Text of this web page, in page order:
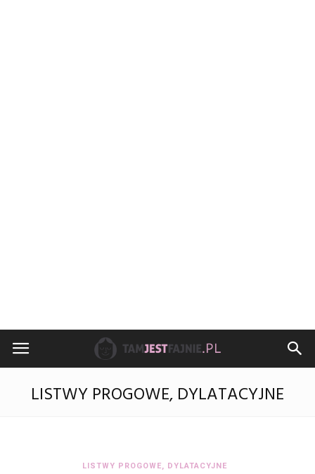
TamJestFajnie.pl
LISTWY PROGOWE, DYLATACYJNE
LISTWY PROGOWE, DYLATACYJNE